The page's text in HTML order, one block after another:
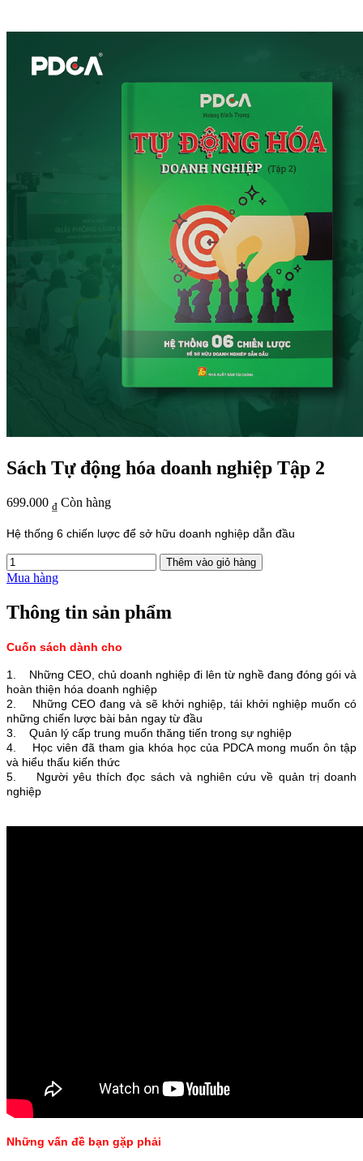
Sách Tự động hóa doanh nghiệp Tập 2
699.000 ₫ Còn hàng
Hệ thống 6 chiến lược để sở hữu doanh nghiệp dẫn đầu
Mua hàng
Thông tin sản phẩm
Cuốn sách dành cho
1. Những CEO, chủ doanh nghiệp đi lên từ nghề đang đóng gói và
hoàn thiện hóa doanh nghiệp
2. Những CEO đang và sẽ khởi nghiệp, tái khởi nghiệp muốn có
những chiến lược bài bản ngay từ đầu
3. Quản lý cấp trung muốn thăng tiến trong sự nghiệp
4. Học viên đã tham gia khóa học của PDCA mong muốn ôn tập
và hiểu thấu kiến thức
5. Người yêu thích đọc sách và nghiên cứu về quản trị doanh
nghiệp
Những vấn đề bạn gặp phải